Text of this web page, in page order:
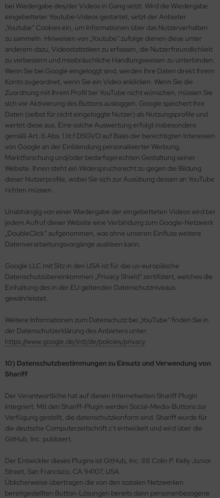
bei Wiedergabe des/der Videos in Gang setzt. Wird die Wiedergabe
eingebetteter Youtube-Videos gestartet, setzt der Anbieter
„Youtube“ Cookies ein, um Informationen über das Nutzerverhalten
zu sammeln. Hinweisen von „Youtube“ zufolge dienen diese unter
anderem dazu, Videostatistiken zu erfassen, die Nutzerfreundlichkeit
zu verbessern und missbräuchliche Handlungsweisen zu unterbinden.
Wenn Sie bei Google eingeloggt sind, werden Ihre Daten direkt Ihrem
Konto zugeordnet, wenn Sie ein Video anklicken. Wenn Sie die
Zuordnung mit Ihrem Profil bei YouTube nicht wünschen, müssen Sie
sich vor Aktivierung des Buttons ausloggen. Google speichert Ihre
Daten (selbst für nicht eingeloggte Nutzer) als Nutzungsprofile und
wertet diese aus. Eine solche Auswertung erfolgt insbesondere
gemäß Art. 6 Abs. 1 lit.f DSGVO auf Basis der berechtigten Interessen
von Google an der Einblendung personalisierter Werbung,
Marktforschung und/oder bedarfsgerechten Gestaltung seiner
Website. Ihnen steht ein Widerspruchsrecht zu gegen die Bildung
dieser Nutzerprofile, wobei Sie sich zur Ausübung dessen an YouTube
richten müssen.
Unabhängig von einer Wiedergabe der eingebetteten Videos wird bei
jedem Aufruf dieser Website eine Verbindung zum Google-Netzwerk
„DoubleClick“ aufgenommen, was ohne unseren Einfluss weitere
Datenverarbeitungsvorgänge auslösen kann.
Google LLC mit Sitz in den USA ist für das us-europäische
Datenschutzübereinkommen „Privacy Shield“ zertifiziert, welches die
Einhaltung des in der EU geltenden Datenschutzniveaus
gewährleistet.
Weitere Informationen zum Datenschutz bei „YouTube“ finden Sie in
der Datenschutzerklärung des Anbieters unter:
https://www.google.de/intl/de/policies/privacy
10) Datenschutzbestimmungen zu Einsatz und Verwendung von
Shariff
Der Verantwortliche hat auf diesen Internetseiten Shariff Plugin
integriert. Mit den Shariff-Plugin werden Social-Media-Buttons zur
Verfügung gestellt, die datenschutzkonform sind. Shariff wurde für
die deutsche Computerzeitschrift c't entwickelt und wird über die
GitHub, Inc. publiziert.
Der Entwickler dieses Plugins ist GitHub, Inc. 88 Colin P. Kelly Junior
Street, San Francisco, CA 94107, USA.
Üblicherweise übertragen die von den sozialen Netzwerken
bereitgestellten Button-Lösungen bereits dann personenbezogene